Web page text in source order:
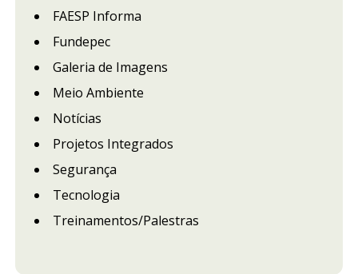
FAESP Informa
Fundepec
Galeria de Imagens
Meio Ambiente
Notícias
Projetos Integrados
Segurança
Tecnologia
Treinamentos/Palestras